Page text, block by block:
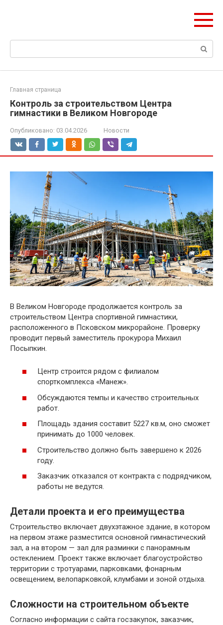
Поиск:
Главная страница
Контроль за строительством Центра
гимнастики в Великом Новгороде
Опубликовано: 03.04.2026 Новости
В Великом Новгороде продолжается контроль за
строительством Центра спортивной гимнастики,
расположенного в Псковском микрорайоне. Проверку
проводит первый заместитель прокурора Михаил
Посыпкин.
Центр строится рядом с филиалом
спорткомплекса «Манеж».
Обсуждаются темпы и качество строительных
работ.
Площадь здания составит 5227 кв.м, оно сможет
принимать до 1000 человек.
Строительство должно быть завершено к 2026
году.
Заказчик отказался от контракта с подрядчиком,
работы не ведутся.
Детали проекта и его преимущества
Строительство включает двухэтажное здание, в котором
на первом этаже разместится основной гимнастический
зал, а на втором — зал для разминки с панорамным
остеклением. Проект также включает благоустройство
территории с тротуарами, парковками, фонарным
освещением, велопарковкой, клумбами и зоной отдыха.
Сложности на строительном объекте
Согласно информации с сайта госзакупок, заказчик,